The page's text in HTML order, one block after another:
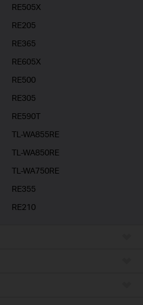
RE505X
RE205
RE365
RE605X
RE500
RE305
RE590T
TL-WA855RE
TL-WA850RE
TL-WA750RE
RE355
RE210